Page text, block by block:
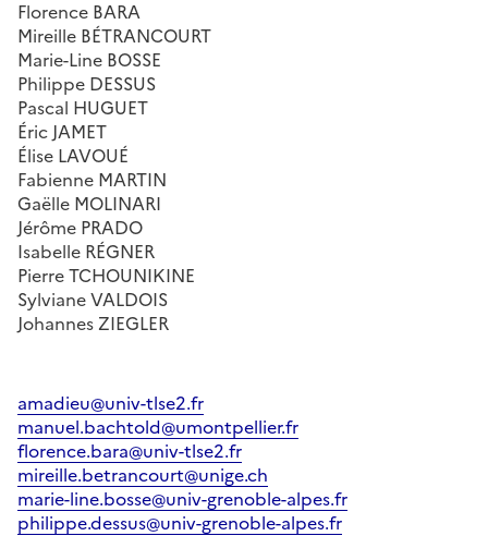
Florence BARA
Mireille BÉTRANCOURT
Marie-Line BOSSE
Philippe DESSUS
Pascal HUGUET
Éric JAMET
Élise LAVOUÉ
Fabienne MARTIN
Gaëlle MOLINARI
Jérôme PRADO
Isabelle RÉGNER
Pierre TCHOUNIKINE
Sylviane VALDOIS
Johannes ZIEGLER
amadieu@univ-tlse2.fr
manuel.bachtold@umontpellier.fr
florence.bara@univ-tlse2.fr
mireille.betrancourt@unige.ch
marie-line.bosse@univ-grenoble-alpes.fr
philippe.dessus@univ-grenoble-alpes.fr